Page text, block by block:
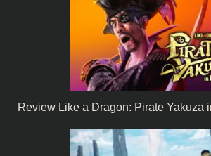
Review Like a Dragon: Pirate